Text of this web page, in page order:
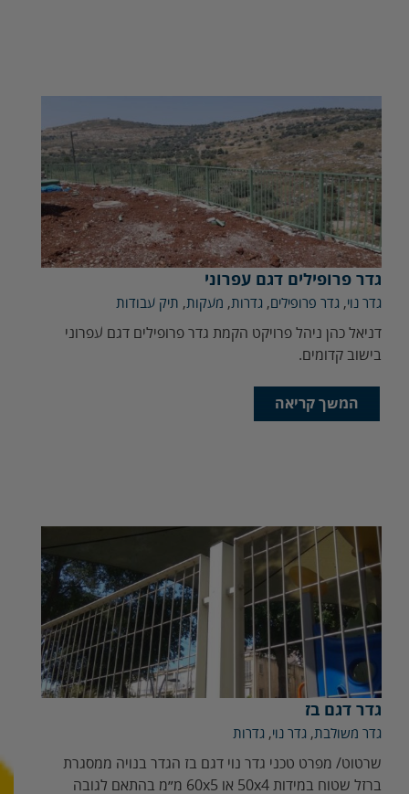
גדר פרופילים דגם עפרוני
גדר נוי, גדר פרופילים, גדרות, מעקות, תיק עבודות
דניאל כהן ניהל פרויקט הקמת גדר פרופילים דגם עפרוני
בישוב קדומים.
המשך קריאה
גדר דגם בז
גדר משולבת, גדר נוי, גדרות